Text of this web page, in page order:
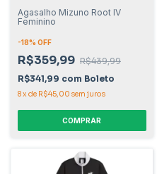
Agasalho Mizuno Root IV
Feminino
-18% OFF
R$359,99 R$439,99
R$341,99 com Boleto
8x de R$45,00 sem juros
COMPRAR